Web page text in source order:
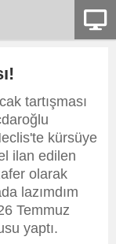
tartışması
kürsüye
ilan edilen
olarak
lazımdım
Temmuz
yaptı.